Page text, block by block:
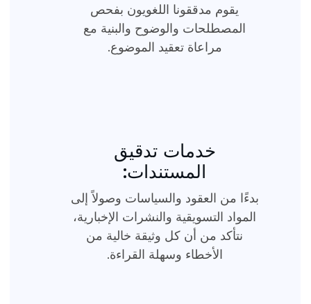
يقوم مدققونا اللغويون بفحص
المصطلحات والوضوح والبنية مع
مراعاة تعقيد الموضوع.
خدمات تدقيق
المستندات:
بدءًا من العقود والسياسات وصولاً إلى
المواد التسويقية والنشرات الإخبارية،
نتأكد من أن كل وثيقة خالية من
الأخطاء وسهلة القراءة.